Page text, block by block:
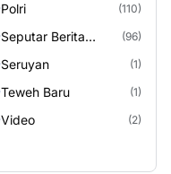
Polri (110)
Seputar Berita
(96)
Seruyan (1)
Teweh Baru (1)
Video (2)